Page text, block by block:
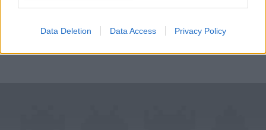
related to personalization.
I want to allow Google to enable storage
Data Deletion Data Access Privacy Policy